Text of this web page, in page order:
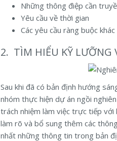
Những thông điệp cần
Yêu cầu về thời gian
Các yêu cầu ràng buộc khác
2. TÌM HIỂU KỸ LƯỠNG
Sau khi đã có bản định hướng
nhóm thực hiện dự án ngồi
trách nhiệm làm việc trực tiếp với
làm rõ và bổ sung thêm các
nhất những thông tin trong bản